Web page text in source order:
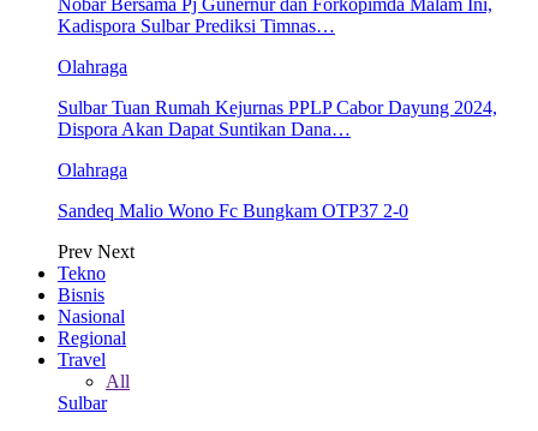
Kadispora Sulbar Prediksi Timnas…
Olahraga
Sulbar Tuan Rumah Kejurnas PPLP Cabor Dayung 2024,
Dispora Akan Dapat Suntikan Dana…
Olahraga
Sandeq Malio Wono Fc Bungkam OTP37 2-0
Prev Next
Tekno
Bisnis
Nasional
Regional
Travel
All
Sulbar